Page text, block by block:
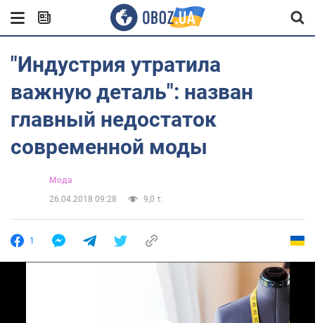
"Индустрия утратила
важную деталь": назван
главный недостаток
современной моды
Мода
26.04.2018 09:28
9,0 т.
1